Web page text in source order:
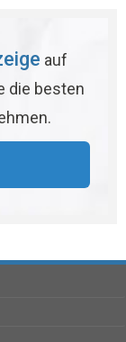
auf
die besten